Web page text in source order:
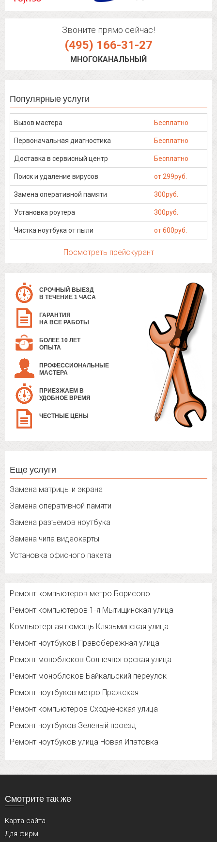
Звоните прямо сейчас!
(495) 166-31-27
МНОГОКАНАЛЬНЫЙ
Популярные услуги
Вызов мастера Бесплатно
Первоначальная диагностика Бесплатно
Доставка в сервисный центр Бесплатно
Поиск и удаление вирусов от 299руб.
Замена оперативной памяти 300руб.
Установка роутера 300руб.
Чистка ноутбука от пыли от 600руб.
Посмотреть прейскурант
СРОЧНЫЙ ВЫЕЗД
В ТЕЧЕНИЕ 1 ЧАСА
ГАРАНТИЯ
НА ВСЕ РАБОТЫ
БОЛЕЕ 10 ЛЕТ
ОПЫТА
ПРОФЕССИОНАЛЬНЫЕ
МАСТЕРА
ПРИЕЗЖАЕМ В
УДОБНОЕ ВРЕМЯ
ЧЕСТНЫЕ ЦЕНЫ
Еще услуги
Замена матрицы и экрана
Замена оперативной памяти
Замена разъемов ноутбука
Замена чипа видеокарты
Установка офисного пакета
Ремонт компьютеров метро Борисово
Ремонт компьютеров 1-я Мытищинская улица
Компьютерная помощь Клязьминская улица
Ремонт ноутбуков Правобережная улица
Ремонт моноблоков Солнечногорская улица
Ремонт моноблоков Байкальский переулок
Ремонт ноутбуков метро Пражская
Ремонт компьютеров Сходненская улица
Ремонт ноутбуков Зеленый проезд
Ремонт ноутбуков улица Новая Ипатовка
Смотрите так же
Карта сайта
Для фирм